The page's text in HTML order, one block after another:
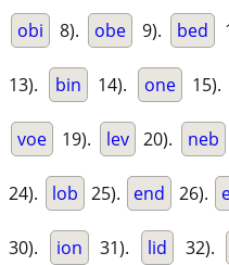
obi 8). obe 9). bed
13). bin 14). one 15).
voe 19). lev 20). neb
24). lob 25). end 26).
30). ion 31). lid 32).